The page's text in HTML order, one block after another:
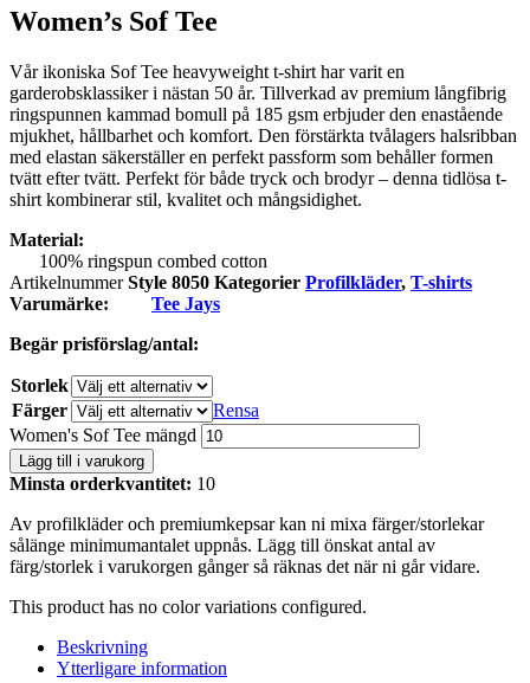
Women’s Sof Tee
Vår ikoniska Sof Tee heavyweight t-shirt har varit en
garderobsklassiker i nästan 50 år. Tillverkad av premium långfibrig
ringspunnen kammad bomull på 185 gsm erbjuder den enastående
mjukhet, hållbarhet och komfort. Den förstärkta tvålagers halsribban
med elastan säkerställer en perfekt passform som behåller formen
tvätt efter tvätt. Perfekt för både tryck och brodyr – denna tidlösa t-
shirt kombinerar stil, kvalitet och mångsidighet.
Material:
100% ringspun combed cotton
ArtikelnummerStyle 8050 Kategorier Profilkläder, T-shirts
Varumärke:
Tee Jays
Begär prisförslag/antal:
Storlek
Färger
Rensa
Women's Sof Tee mängd
Lägg till i varukorg
Minsta orderkvantitet: 10
Av profilkläder och premiumkepsar kan ni mixa färger/storlekar
sålänge minimumantalet uppnås. Lägg till önskat antal av
färg/storlek i varukorgen gånger så räknas det när ni går vidare.
This product has no color variations configured.
Beskrivning
Ytterligare information